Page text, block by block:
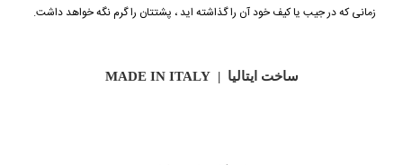
زمانی که در جیب یا کیف خود آن را گذاشته اید ، پشتتان را گرم نگه خواهد داشت.
ساخت ایتالیا | MADE IN ITALY